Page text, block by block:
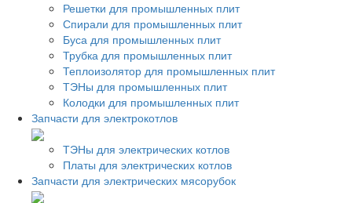
Решетки для промышленных плит
Спирали для промышленных плит
Буса для промышленных плит
Трубка для промышленных плит
Теплоизолятор для промышленных плит
ТЭНы для промышленных плит
Колодки для промышленных плит
Запчасти для электрокотлов
ТЭНы для электрических котлов
Платы для электрических котлов
Запчасти для электрических мясорубок